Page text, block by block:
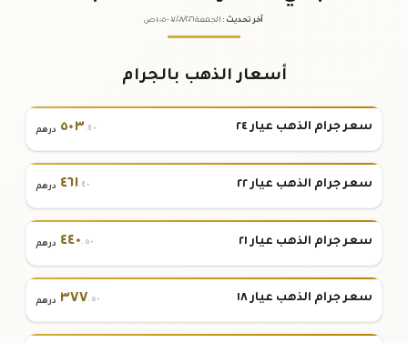
آخر تحديث : الجمعة ٠٧ /٠٨/٢٠٢٦ - ١٠:٠٥ ص
أسعار الذهب بالجرام
سعر جرام الذهب عيار ٢٤ ٥٠٣.٤٠ درهم
سعر جرام الذهب عيار ٢٢ ٤٦١.٤٠ درهم
سعر جرام الذهب عيار ٢١ ٤٤٠.٥٠ درهم
سعر جرام الذهب عيار ١٨ ٣٧٧.٥٠ درهم